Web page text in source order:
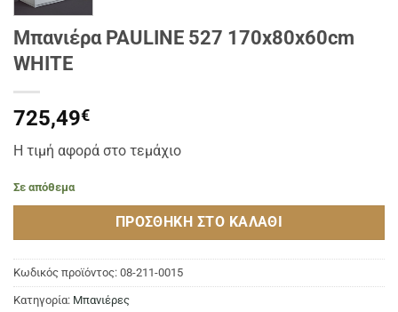
Μπανιέρα PAULINE 527 170x80x60cm
WHITE
725,49€
Η τιμή αφορά στο τεμάχιο
Σε απόθεμα
ΠΡΟΣΘΉΚΗ ΣΤΟ ΚΑΛΆΘΙ
Κωδικός προϊόντος: 08-211-0015
Κατηγορία: Μπανιέρες